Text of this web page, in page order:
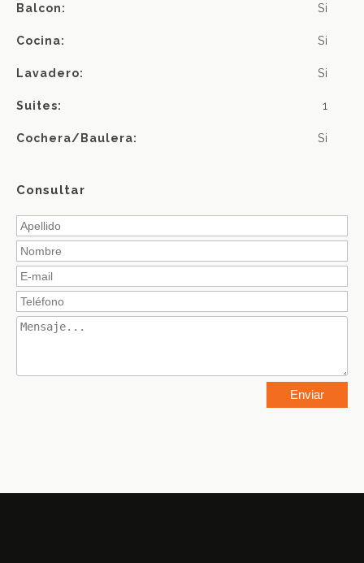
Balcon: Si
Cocina: Si
Lavadero: Si
Suites: 1
Cochera/baulera: Si
Consultar